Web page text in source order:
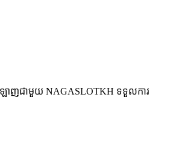
ាញជាមួយ NAGASLOTKH ទទួលការ